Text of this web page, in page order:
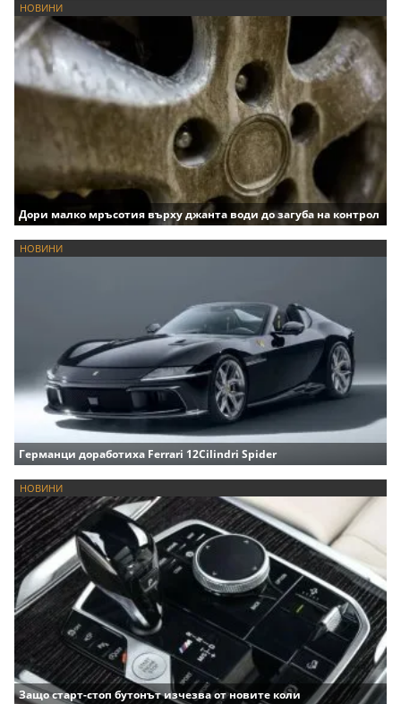
НОВИНИ
Дори малко мръсотия върху джанта води до загуба на контрол
НОВИНИ
Германци доработиха Ferrari 12Cilindri Spider
НОВИНИ
Защо старт-стоп бутонът изчезва от новите коли